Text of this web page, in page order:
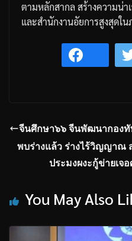
ตามหลักสากล สร้างความน่า
และสำนักงานอัยการสูงสุดใ
จีนศึกษา๖๖ จีนพัฒนากองทั
พบร่างแล้ว ร่างไร้วิญญาณ
ประมงผงะกู้ข่ายเ
You May Also